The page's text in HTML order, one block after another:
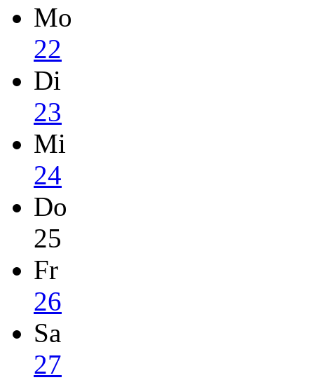
Mo
22
Di
23
Mi
24
Do
25
Fr
26
Sa
27